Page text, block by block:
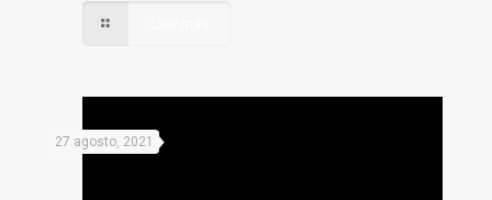
27 agosto, 2021